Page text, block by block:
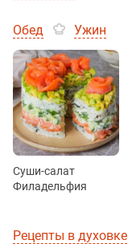
Обед Ужин
Суши-салат
Филадельфия
Рецепты в духовке